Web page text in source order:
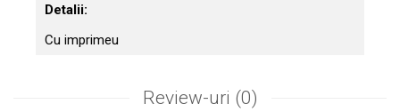
Detalii:
Cu imprimeu
Review-uri (0)